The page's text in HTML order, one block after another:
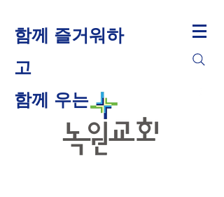
함께 즐거워하
고
​함께 우는